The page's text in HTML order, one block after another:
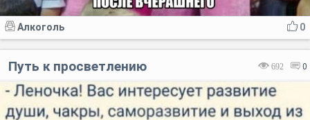
0
Алкоголь
692 0
Путь к просветлению